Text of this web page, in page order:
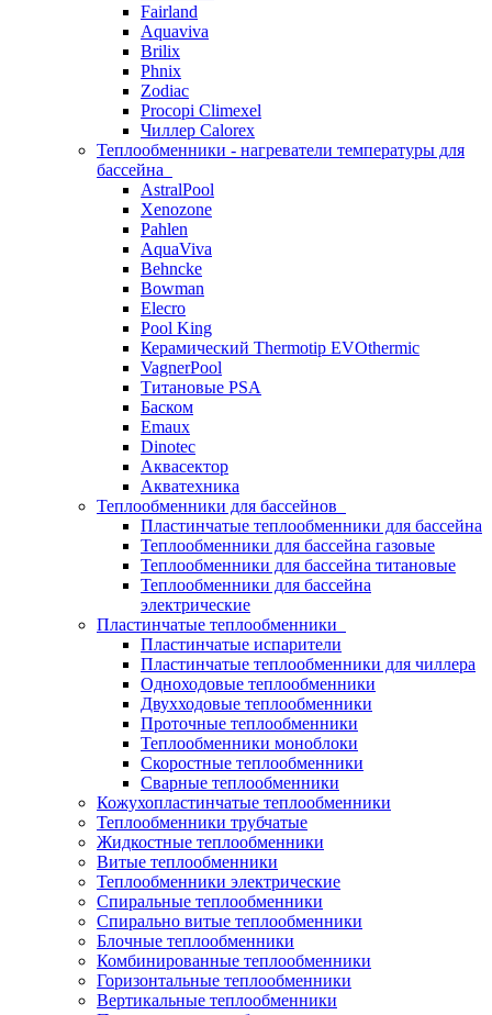
Fairland
Aquaviva
Brilix
Phnix
Zodiac
Procopi Climexel
Чиллер Calorex
Теплообменники - нагреватели температуры для
бассейна
AstralPool
Xenozone
Pahlen
AquaViva
Behncke
Bowman
Elecro
Pool King
Керамический Thermotip EVOthermic
VagnerPool
Титановые PSA
Баском
Emaux
Dinotec
Аквасектор
Акватехника
Теплообменники для бассейнов
Пластинчатые теплообменники для бассейна
Теплообменники для бассейна газовые
Теплообменники для бассейна титановые
Теплообменники для бассейна
электрические
Пластинчатые теплообменники
Пластинчатые испарители
Пластинчатые теплообменники для чиллера
Одноходовые теплообменники
Двухходовые теплообменники
Проточные теплообменники
Теплообменники моноблоки
Скоростные теплообменники
Сварные теплообменники
Кожухопластинчатые теплообменники
Теплообменники трубчатые
Жидкостные теплообменники
Витые теплообменники
Теплообменники электрические
Спиральные теплообменники
Спирально витые теплообменники
Блочные теплообменники
Комбинированные теплообменники
Горизонтальные теплообменники
Вертикальные теплообменники